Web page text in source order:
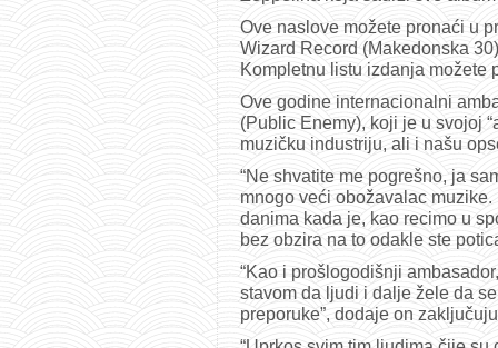
Ove naslove možete pronaći u
Wizard Record (Makedonska
Kompletnu listu izdanja možete
Ove godine internacionalni
(Public Enemy), koji je u svojoj
muzičku industriju, ali i našu
“Ne shvatite me pogrešno, ja
mnogo veći obožavalac
danima kada je, kao recimo u
bez obzira na to odakle ste
“Kao i prošlogodišnji
stavom da ljudi i dalje žele da
preporuke”, dodaje on